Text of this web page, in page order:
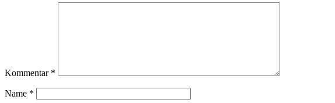
Kommentar *
Name *